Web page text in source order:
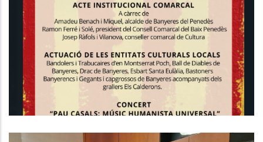
Banyeres Del Penedès Acollirà Els
Actes De La Commemoració
Comarcal De La Diada Nacional
Altres